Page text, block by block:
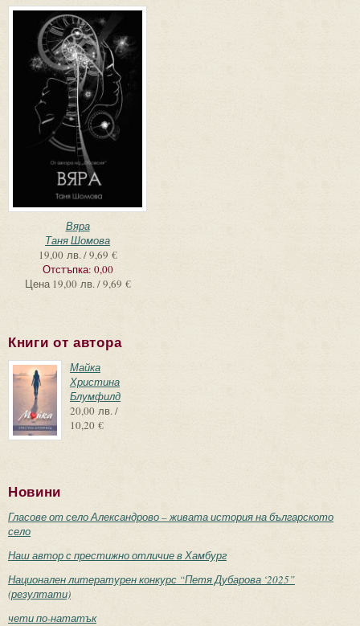
Вяра
Таня Шомова
19,00 лв. / 9,69 €
Отстъпка: 0,00
Цена 19,00 лв. / 9,69 €
Книги от автора
Майка
Христина
Блумфилд
20,00 лв. /
10,20 €
Новини
Гласове от село Александрово – живата история на българското
село
Наш автор с престижно отличие в Хамбург
Национален литературен конкурс “Петя Дубарова ‘2025”
(резултати)
чети по-нататък